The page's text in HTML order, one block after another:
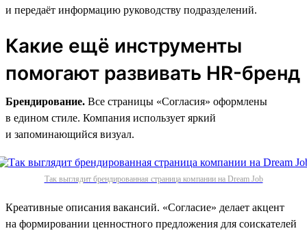
и передаёт информацию руководству подразделений.
Какие ещё инструменты
помогают развивать HR-бренд
Брендирование. Все страницы «Согласия» оформлены
в едином стиле. Компания использует яркий
и запоминающийся визуал.
Так выглядит брендированная страница компании на Dream Job
Креативные описания вакансий. «Согласие» делает акцент
на формировании ценностного предложения для соискателей